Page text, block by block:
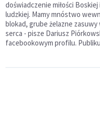
doświadczenie miłości Boskiej i
ludzkiej. Mamy mnóstwo
blokad, grube żelazne zasuwy
serca - pisze Dariusz
facebookowym profilu.